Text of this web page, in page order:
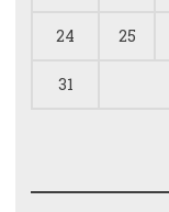
24 25
31